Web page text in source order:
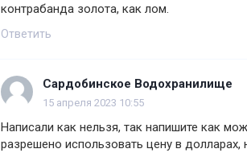
контрабанда золота, как лом.
Ответить
Сардобинское Водохранилище
15 апреля 2023 10:55
Написали как нельзя, так напишите как
разрешено использовать цену в долларах,